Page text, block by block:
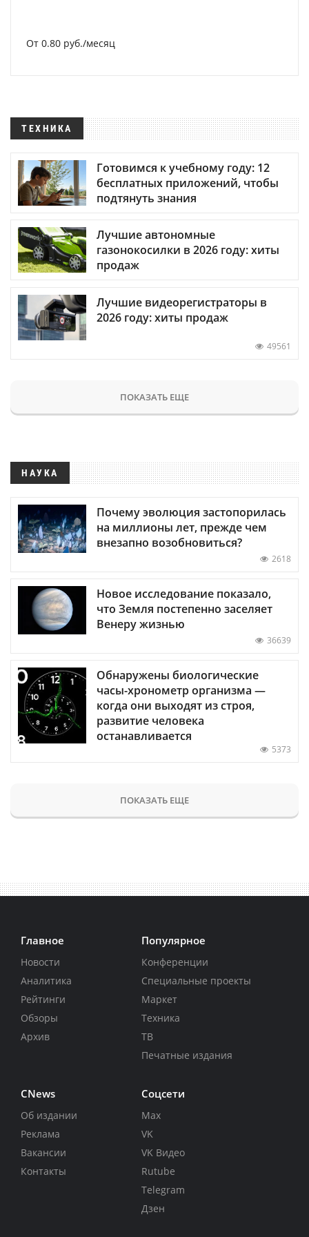
От 0.80 руб./месяц
ТЕХНИКА
Готовимся к учебному году: 12
бесплатных приложений, чтобы
подтянуть знания
Лучшие автономные
газонокосилки в 2026 году: хиты
продаж
Лучшие видеорегистраторы в
2026 году: хиты продаж
49561
ПОКАЗАТЬ ЕЩЕ
НАУКА
Почему эволюция застопорилась
на миллионы лет, прежде чем
внезапно возобновиться?
2618
Новое исследование показало,
что Земля постепенно заселяет
Венеру жизнью
36639
Обнаружены биологические
часы-хронометр организма —
когда они выходят из строя,
развитие человека
останавливается
5373
ПОКАЗАТЬ ЕЩЕ
Главное
Новости
Аналитика
Рейтинги
Обзоры
Архив
Популярное
Конференции
Специальные проекты
Маркет
Техника
ТВ
Печатные издания
CNews
Об издании
Реклама
Вакансии
Контакты
Соцсети
Max
VK
VK Видео
Rutube
Telegram
Дзен